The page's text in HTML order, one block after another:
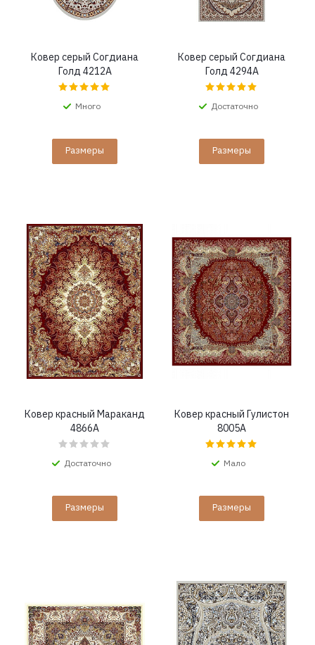
Ковер серый Согдиана
Голд 4212A
Много
Размеры
Ковер серый Согдиана
Голд 4294A
Достаточно
Размеры
Ковер красный Мараканд
4866A
Достаточно
Размеры
Ковер красный Гулистон
8005A
Мало
Размеры